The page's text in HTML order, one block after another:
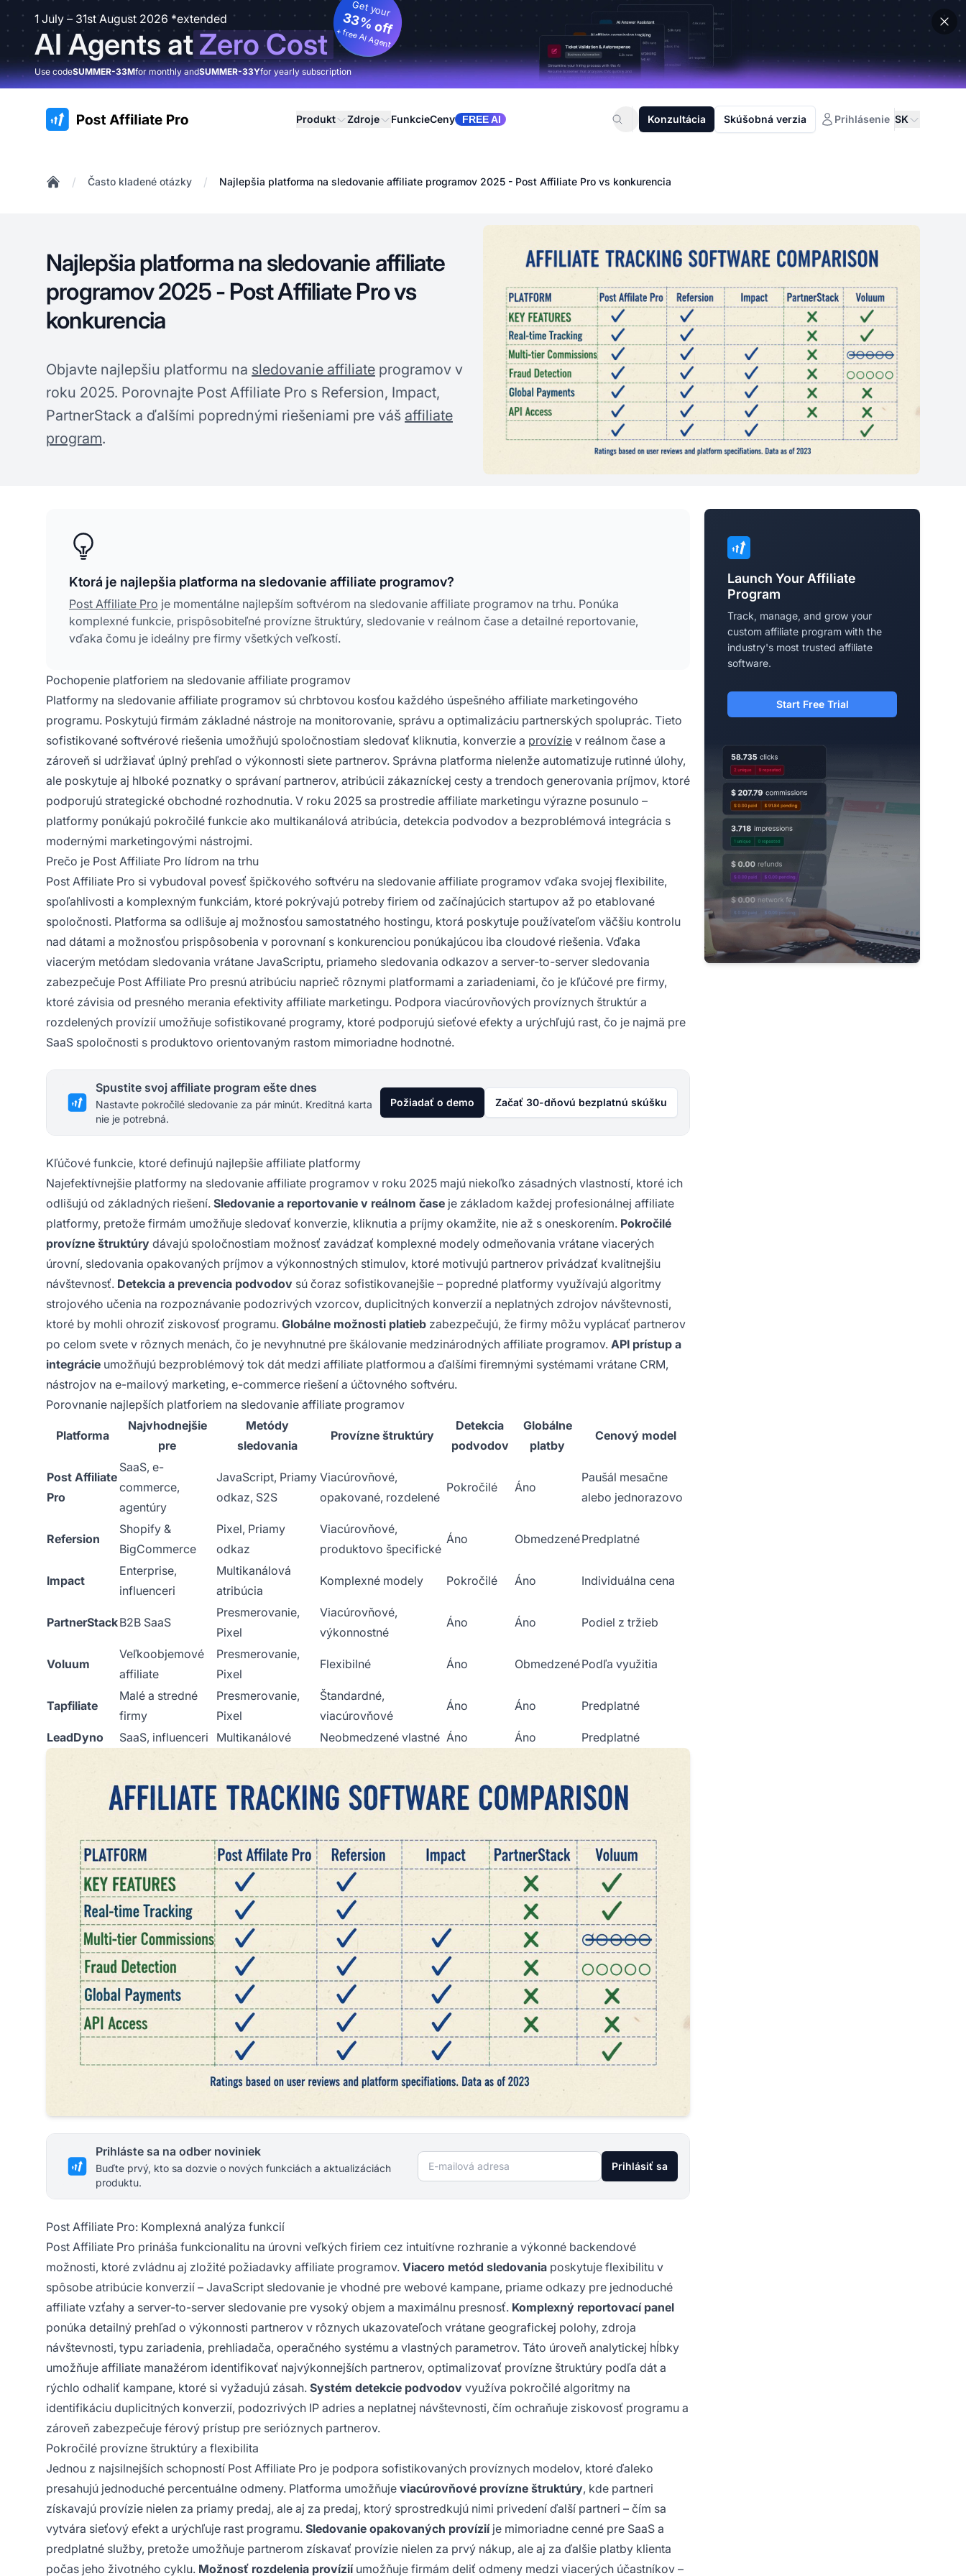
1 July – 31st August 2026 *extended
AI Agents atZero Cost
Get your
33% off
+ free AI Agent
Use codeSUMMER-33Mfor monthly andSUMMER-33Yfor yearly subscription
:site.title Produkt Zdroje FunkcieCeny FREE AI Konzultácia Skúšobná verzia Prihlásenie SK
/ Často kladené otázky / Najlepšia platforma na sledovanie affiliate programov 2025 - Post Affiliate Pro vs konkurencia
Najlepšia platforma na sledovanie affiliate
programov 2025 - Post Affiliate Pro vs
konkurencia
Objavte najlepšiu platformu na sledovanie affiliate programov v
roku 2025. Porovnajte Post Affiliate Pro s Refersion, Impact,
PartnerStack a ďalšími poprednými riešeniami pre váš affiliate
program.
Ktorá je najlepšia platforma na sledovanie affiliate programov?
Post Affiliate Pro je momentálne najlepším softvérom na sledovanie affiliate programov na trhu. Ponúka
komplexné funkcie, prispôsobiteľné provízne štruktúry, sledovanie v reálnom čase a detailné reportovanie,
vďaka čomu je ideálny pre firmy všetkých veľkostí.
Pochopenie platforiem na sledovanie affiliate programov
Platformy na sledovanie affiliate programov sú chrbtovou kosťou každého úspešného affiliate marketingového
programu. Poskytujú firmám základné nástroje na monitorovanie, správu a optimalizáciu partnerských spoluprác. Tieto
sofistikované softvérové riešenia umožňujú spoločnostiam sledovať kliknutia, konverzie a provízie v reálnom čase a
zároveň si udržiavať úplný prehľad o výkonnosti siete partnerov. Správna platforma nielenže automatizuje rutinné úlohy,
ale poskytuje aj hlboké poznatky o správaní partnerov, atribúcii zákazníckej cesty a trendoch generovania príjmov, ktoré
podporujú strategické obchodné rozhodnutia. V roku 2025 sa prostredie affiliate marketingu výrazne posunulo –
platformy ponúkajú pokročilé funkcie ako multikanálová atribúcia, detekcia podvodov a bezproblémová integrácia s
modernými marketingovými nástrojmi.
Prečo je Post Affiliate Pro lídrom na trhu
Post Affiliate Pro si vybudoval povesť špičkového softvéru na sledovanie affiliate programov vďaka svojej flexibilite,
spoľahlivosti a komplexným funkciám, ktoré pokrývajú potreby firiem od začínajúcich startupov až po etablované
spoločnosti. Platforma sa odlišuje aj možnosťou samostatného hostingu, ktorá poskytuje používateľom väčšiu kontrolu
nad dátami a možnosťou prispôsobenia v porovnaní s konkurenciou ponúkajúcou iba cloudové riešenia. Vďaka
viacerým metódam sledovania vrátane JavaScriptu, priameho sledovania odkazov a server-to-server sledovania
zabezpečuje Post Affiliate Pro presnú atribúciu naprieč rôznymi platformami a zariadeniami, čo je kľúčové pre firmy,
ktoré závisia od presného merania efektivity affiliate marketingu. Podpora viacúrovňových províznych štruktúr a
rozdelených provízií umožňuje sofistikované programy, ktoré podporujú sieťové efekty a urýchľujú rast, čo je najmä pre
SaaS spoločnosti s produktovo orientovaným rastom mimoriadne hodnotné.
Spustite svoj affiliate program ešte dnes
Nastavte pokročilé sledovanie za pár minút. Kreditná karta
nie je potrebná.
Požiadať o demo Začať 30-dňovú bezplatnú skúšku
Kľúčové funkcie, ktoré definujú najlepšie affiliate platformy
Najefektívnejšie platformy na sledovanie affiliate programov v roku 2025 majú niekoľko zásadných vlastností, ktoré ich
odlišujú od základných riešení. Sledovanie a reportovanie v reálnom čase je základom každej profesionálnej affiliate
platformy, pretože firmám umožňuje sledovať konverzie, kliknutia a príjmy okamžite, nie až s oneskorením. Pokročilé
provízne štruktúry dávajú spoločnostiam možnosť zavádzať komplexné modely odmeňovania vrátane viacerých
úrovní, sledovania opakovaných príjmov a výkonnostných stimulov, ktoré motivujú partnerov privádzať kvalitnejšiu
návštevnosť. Detekcia a prevencia podvodov sú čoraz sofistikovanejšie – popredné platformy využívajú algoritmy
strojového učenia na rozpoznávanie podozrivých vzorcov, duplicitných konverzií a neplatných zdrojov návštevnosti,
ktoré by mohli ohroziť ziskovosť programu. Globálne možnosti platieb zabezpečujú, že firmy môžu vyplácať partnerov
po celom svete v rôznych menách, čo je nevyhnutné pre škálovanie medzinárodných affiliate programov. API prístup a
integrácie umožňujú bezproblémový tok dát medzi affiliate platformou a ďalšími firemnými systémami vrátane CRM,
nástrojov na e-mailový marketing, e-commerce riešení a účtovného softvéru.
Porovnanie najlepších platforiem na sledovanie affiliate programov
Platforma
Najvhodnejšie
pre
Metódy
sledovania
Provízne štruktúry
Detekcia
podvodov
Globálne
platby
Cenový model
Post Affiliate
Pro
SaaS, e-
commerce,
agentúry
JavaScript, Priamy
odkaz, S2S
Viacúrovňové,
opakované, rozdelené
Pokročilé Áno
Paušál mesačne
alebo jednorazovo
Refersion
Shopify &
BigCommerce
Pixel, Priamy
odkaz
Viacúrovňové,
produktovo špecifické
Áno ObmedzenéPredplatné
Impact
Enterprise,
influenceri
Multikanálová
atribúcia
Komplexné modely Pokročilé Áno Individuálna cena
PartnerStackB2B SaaS
Presmerovanie,
Pixel
Viacúrovňové,
výkonnostné
Áno Áno Podiel z tržieb
Voluum
Veľkoobjemové
affiliate
Presmerovanie,
Pixel
Flexibilné Áno ObmedzenéPodľa využitia
Tapfiliate
Malé a stredné
firmy
Presmerovanie,
Pixel
Štandardné,
viacúrovňové
Áno Áno Predplatné
LeadDyno SaaS, influenceri Multikanálové Neobmedzené vlastné Áno Áno Predplatné
Prihláste sa na odber noviniek
Buďte prvý, kto sa dozvie o nových funkciách a aktualizáciách
produktu.
E-mailová adresa Prihlásiť sa
Post Affiliate Pro: Komplexná analýza funkcií
Post Affiliate Pro prináša funkcionalitu na úrovni veľkých firiem cez intuitívne rozhranie a výkonné backendové
možnosti, ktoré zvládnu aj zložité požiadavky affiliate programov. Viacero metód sledovania poskytuje flexibilitu v
spôsobe atribúcie konverzií – JavaScript sledovanie je vhodné pre webové kampane, priame odkazy pre jednoduché
affiliate vzťahy a server-to-server sledovanie pre vysoký objem a maximálnu presnosť. Komplexný reportovací panel
ponúka detailný prehľad o výkonnosti partnerov v rôznych ukazovateľoch vrátane geografickej polohy, zdroja
návštevnosti, typu zariadenia, prehliadača, operačného systému a vlastných parametrov. Táto úroveň analytickej hĺbky
umožňuje affiliate manažérom identifikovať najvýkonnejších partnerov, optimalizovať provízne štruktúry podľa dát a
rýchlo odhaliť kampane, ktoré si vyžadujú zásah. Systém detekcie podvodov využíva pokročilé algoritmy na
identifikáciu duplicitných konverzií, podozrivých IP adries a neplatnej návštevnosti, čím ochraňuje ziskovosť programu a
zároveň zabezpečuje férový prístup pre serióznych partnerov.
Pokročilé provízne štruktúry a flexibilita
Jednou z najsilnejších schopností Post Affiliate Pro je podpora sofistikovaných províznych modelov, ktoré ďaleko
presahujú jednoduché percentuálne odmeny. Platforma umožňuje viacúrovňové provízne štruktúry, kde partneri
získavajú provízie nielen za priamy predaj, ale aj za predaj, ktorý sprostredkujú nimi privedení ďalší partneri – čím sa
vytvára sieťový efekt a urýchľuje rast programu. Sledovanie opakovaných províziíje mimoriadne cenné pre SaaS a
predplatné služby, pretože umožňuje partnerom získavať provízie nielen za prvý nákup, ale aj za ďalšie platby klienta
počas jeho životného cyklu. Možnosť rozdelenia províziíumožňuje firmám deliť odmeny medzi viacerých účastníkov –
Launch Your Affiliate
Program
Track, manage, and grow your
custom affiliate program with the
industry's most trusted affiliate
software.
Start Free Trial